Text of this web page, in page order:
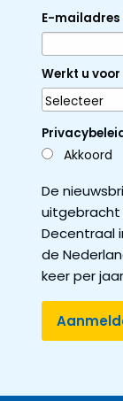
E-mailadres
Werkt u
Akkoord
De
uitgebracht
Decentraal
de
keer per